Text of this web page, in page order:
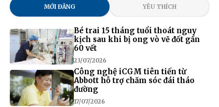
MỚI ĐĂNG YÊU THÍCH
Bé trai 15 tháng tuổi thoát nguy
kịch sau khi bị ong vò vẽ đốt gần
60 vết
23/07/2026
Công nghệ iCGM tiên tiến từ
Abbott hỗ trợ chăm sóc đái tháo
đường
17/07/2026